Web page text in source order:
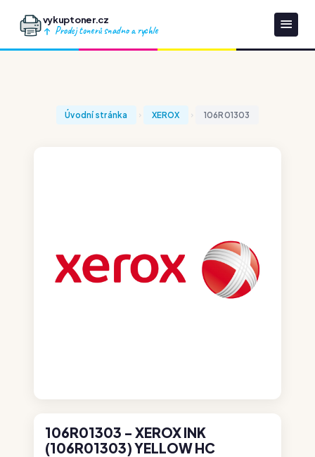
vykuptoner.cz
Prodej tonerů snadno a rychle
Úvodní stránka XEROX 106R01303
106R01303 - XEROX INK
(106R01303) YELLOW HC